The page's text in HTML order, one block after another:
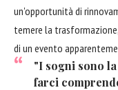
un'opportunità di
temere la
di un evento
"I sogni sono
farci